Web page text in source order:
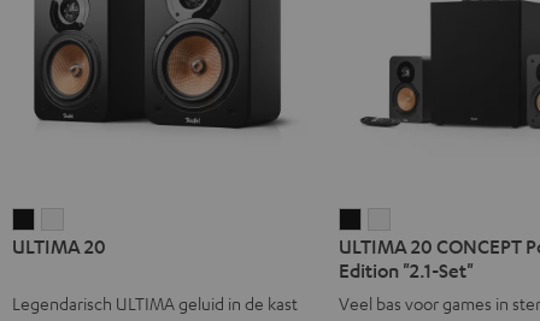
20 20
ULTIMA 20
Legendarisch ULTIMA geluid in de kast
20
CONCEPT
Power
20
CONCEPT
Power
ULTIMA 20 CONCEPT
Edition "2.1-Set"
Veel bas voor games in